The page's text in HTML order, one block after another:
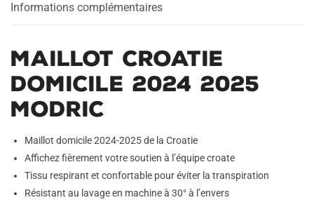
Informations complémentaires
Maillot Croatie
Domicile 2024 2025
Modric
Maillot domicile 2024-2025 de la Croatie
Affichez fièrement votre soutien à l’équipe croate
Tissu respirant et confortable pour éviter la transpiration
Résistant au lavage en machine à 30° à l’envers